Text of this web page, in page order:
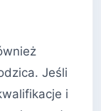
Jeśli
i